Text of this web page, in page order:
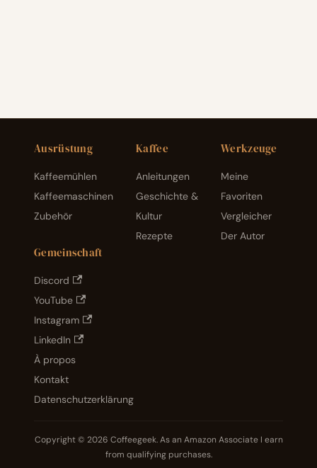
Ausrüstung
Kaffeemühlen
Kaffeemaschinen
Zubehör
Kaffee
Anleitungen
Geschichte &
Kultur
Rezepte
Werkzeuge
Meine
Favoriten
Vergleicher
Der Autor
Gemeinschaft
Discord
YouTube
Instagram
LinkedIn
À propos
Kontakt
Datenschutzerklärung
Copyright © 2026 Coffeegeek. As an Amazon Associate I earn
from qualifying purchases.